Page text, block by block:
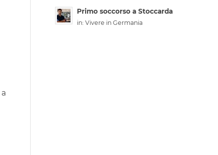
Primo soccorso a Stoccarda
in:Vivere in Germania